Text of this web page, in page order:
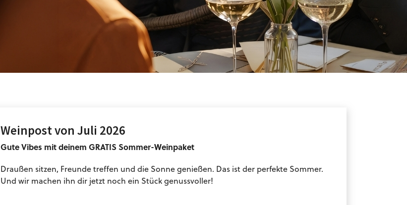
Weinpost von Juli 2026
Gute Vibes mit deinem GRATIS Sommer-Weinpaket
Draußen sitzen, Freunde treffen und die Sonne genießen. Das ist der perfekte Sommer.
Und wir machen ihn dir jetzt noch ein Stück genussvoller!